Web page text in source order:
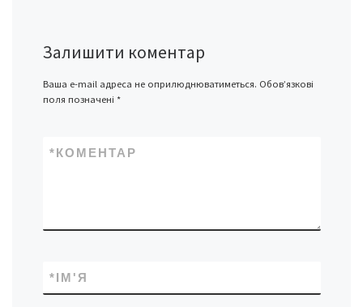
Залишити коментар
Ваша e-mail адреса не оприлюднюватиметься. Обов’язкові
поля позначені *
КОМЕНТАР
*
ІМ'Я
*